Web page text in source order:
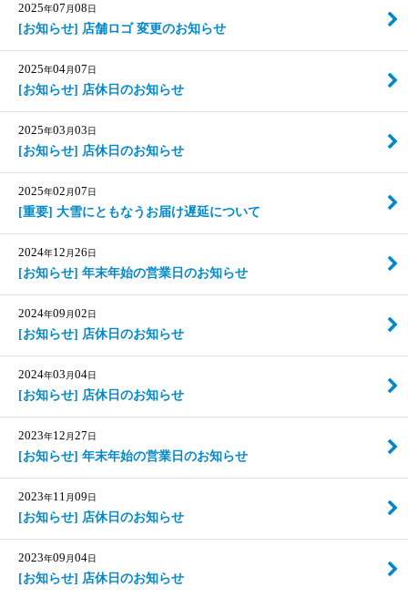
2025年07 月08日
[お知らせ] 店舗ロゴ 変更のお知らせ
2025年04月07日
[お知らせ] 店休日のお知らせ
2025年03 月03日
[お知らせ] 店休日のお知らせ
2025年02 月07日
[重要] 大雪にともなうお届け遅延について
2024年12 月26日
[お知らせ] 年末年始の営業日のお知らせ
2024年09 月02日
[お知らせ] 店休日のお知らせ
2024年03 月04日
[お知らせ] 店休日のお知らせ
2023年12 月27日
[お知らせ] 年末年始の営業日のお知らせ
2023年11 月09日
[お知らせ] 店休日のお知らせ
2023年09 月04日
[お知らせ] 店休日のお知らせ